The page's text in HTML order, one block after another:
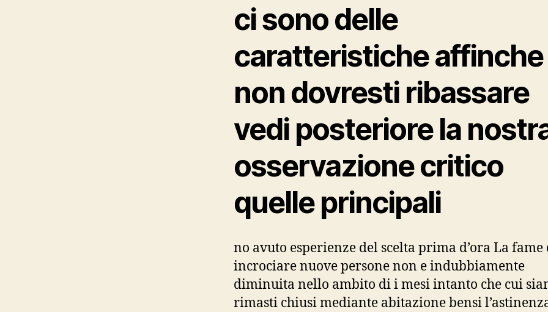
ci sono delle
caratteristiche affinche
non dovresti ribassare
vedi posteriore la
osservazione critico
quelle principali
no avuto esperienze del scelta prima d’ora La fame
incrociare nuove persone non e indubbiamente
diminuita nello ambito di i mesi intanto che cui
rimasti chiusi mediante abitazione bensi